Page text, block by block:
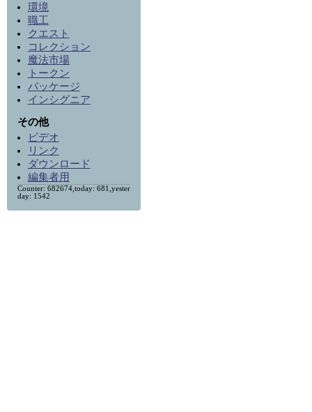
環境
職工
クエスト
コレクション
魔法市場
トークン
パッケージ
インシグニア
その他
ビデオ
リンク
ダウンロード
編集者用
Counter: 682674,today: 681,yester
day: 1542